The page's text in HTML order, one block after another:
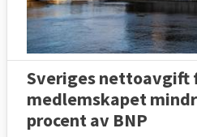
Sveriges nettoavgift
medlemskapet
procent av BNP